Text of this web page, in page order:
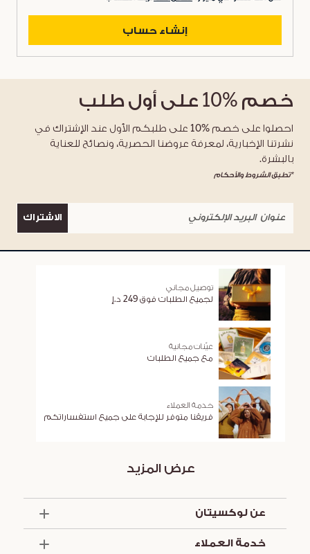
إنشاء حساب
خصم %10 على أول طلب
احصلوا على خصم %10 على طلبكم الأول عند الإشتراك في
نشرتنا الإخبارية، لمعرفة عروضنا الحصرية، ونصائح للعناية
بالبشرة.
*تطبق الشروط والأحكام
الاشتراك
توصيل مجاني
لجميع الطلبات فوق 249 د.إ
عيّنات مجانية
مع جميع الطلبات
خدمة العملاء
فريقنا متوفر للإجابة على جميع استفساراتكم
عرض المزيد
عن لوكسيتان
خدمة العملاء